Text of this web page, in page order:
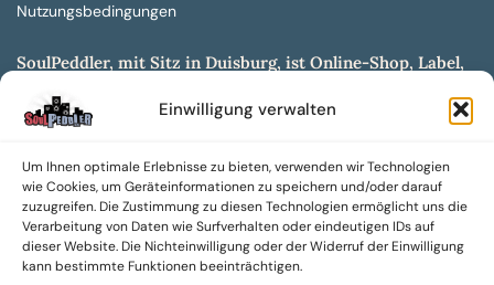
Einwilligung verwalten
Um Ihnen optimale Erlebnisse zu bieten, verwenden wir Technologien
wie Cookies, um Geräteinformationen zu speichern und/oder darauf
zuzugreifen. Die Zustimmung zu diesen Technologien ermöglicht uns die
Verarbeitung von Daten wie Surfverhalten oder eindeutigen IDs auf
dieser Website. Die Nichteinwilligung oder der Widerruf der Einwilligung
kann bestimmte Funktionen beeinträchtigen.
Nutzungsbedingungen
SoulPeddler, mit Sitz in Duisburg, ist Online-Shop, Label,
entwickelt aus dem SoulPeddler Vinyl-Presswerk und
unserer Online-Gig-Plattform.
Wir bieten eine breite Auswahl an sowohl hochgradig
sammelwürdigen als auch Mainstream-Titeln und -Formaten auf
Vinyl, CD und weiteren Medien.
Sowohl neue als auch gebrauchte, nach Zustand bewertete